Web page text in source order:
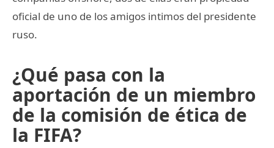
oficial de uno de los amigos intimos del presidente
ruso.
¿Qué pasa con la
aportación de un miembro
de la comisión de ética de
la FIFA?